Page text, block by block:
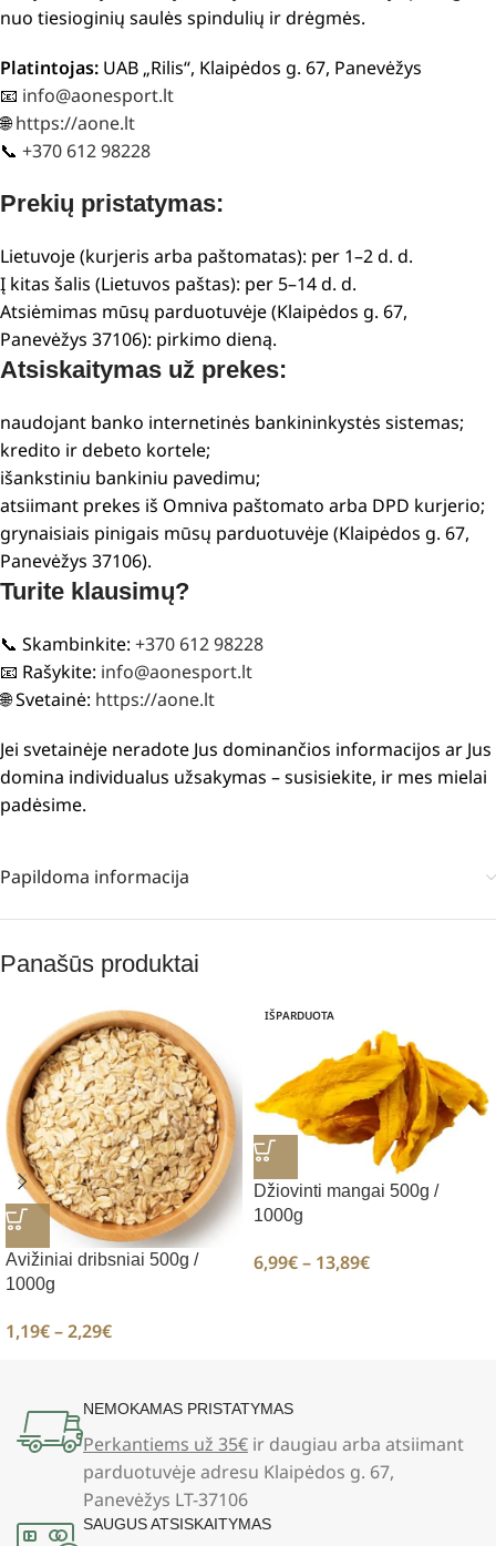
nuo tiesioginių saulės spindulių ir drėgmės.
Platintojas: UAB „Rilis“, Klaipėdos g. 67, Panevėžys
📧 info@aonesport.lt
🌐https://aone.lt
📞 +370 612 98228
Prekių pristatymas:
Lietuvoje (kurjeris arba paštomatas): per 1–2 d. d.
Į kitas šalis (Lietuvos paštas): per 5–14 d. d.
Atsiėmimas mūsų parduotuvėje (Klaipėdos g. 67,
Panevėžys 37106): pirkimo dieną.
Atsiskaitymas už prekes:
naudojant banko internetinės bankininkystės sistemas;
kredito ir debeto kortele;
išankstiniu bankiniu pavedimu;
atsiimant prekes iš Omniva paštomato arba DPD kurjerio;
grynaisiais pinigais mūsų parduotuvėje (Klaipėdos g. 67,
Panevėžys 37106).
Turite klausimų?
📞 Skambinkite: +370 612 98228
📧 Rašykite: info@aonesport.lt
🌐 Svetainė: https://aone.lt
Jei svetainėje neradote Jus dominančios informacijos ar Jus
domina individualus užsakymas – susisiekite, ir mes mielai
padėsime.
Papildoma informacija
Panašūs produktai
Avižiniai dribsniai 500g /
1000g
1,19€–2,29€
IŠPARDUOTA
Džiovinti mangai 500g /
1000g
6,99€– 13,89€
NEMOKAMAS PRISTATYMAS
Perkantiems už 35€ ir daugiau arba atsiimant
parduotuvėje adresu Klaipėdos g. 67,
Panevėžys LT-37106
SAUGUS ATSISKAITYMAS